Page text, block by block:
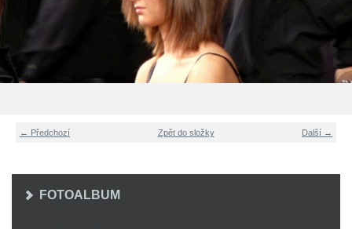
← Předchozí Další →
Zpět do složky
FOTOALBUM